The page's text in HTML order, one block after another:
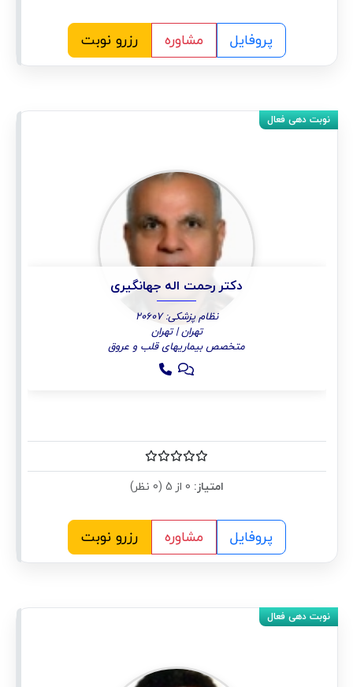
پروفایل مشاوره رزرو نوبت
دکتر رحمت اله جهانگیری
نظام پزشکی: 20607
تهران | تهران
متخصص بیماریهای قلب و عروق
امتیاز:
پروفایل مشاوره رزرو نوبت